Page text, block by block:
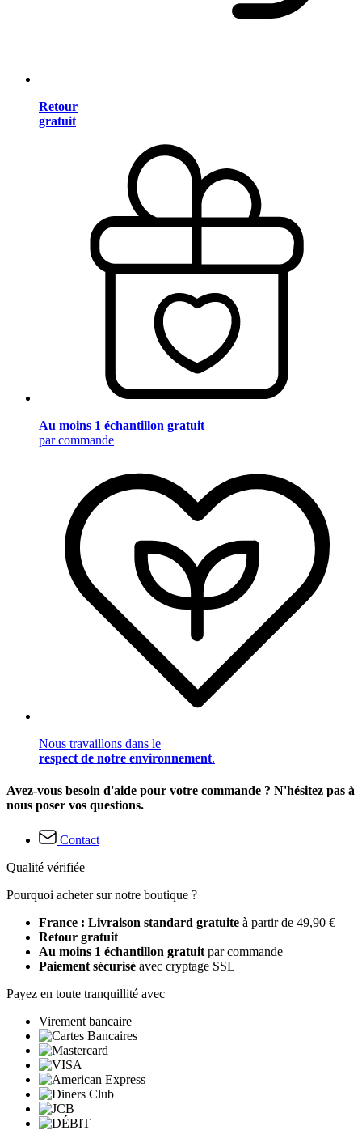
Retour
gratuit
Au moins 1 échantillon gratuit
par commande
Nous travaillons dans le
respect de notre environnement.
Avez-vous besoin d'aide pour votre commande ? N'hésitez pas à
nous poser vos questions.
Contact
Qualité vérifiée
Pourquoi acheter sur notre boutique ?
France : Livraison standard gratuite à partir de 49,90 €
Retour gratuit
Au moins 1 échantillon gratuit par commande
Paiement sécurisé avec cryptage SSL
Payez en toute tranquillité avec
Virement bancaire